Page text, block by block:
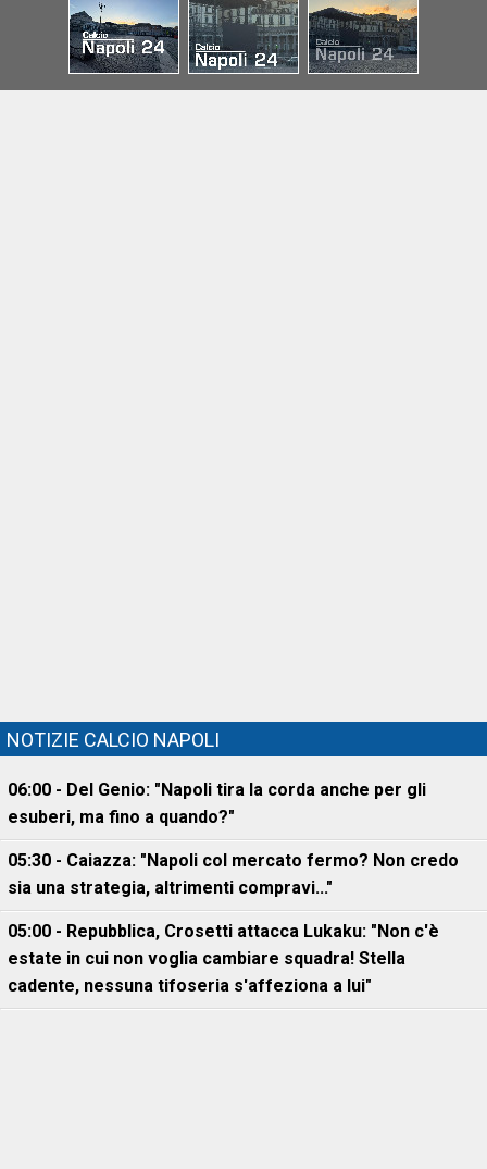
NOTIZIE CALCIO NAPOLI
06:00 - Del Genio: "Napoli tira la corda anche per gli
esuberi, ma fino a quando?"
05:30 - Caiazza: "Napoli col mercato fermo? Non credo
sia una strategia, altrimenti compravi..."
05:00 - Repubblica, Crosetti attacca Lukaku: "Non c'è
estate in cui non voglia cambiare squadra! Stella
cadente, nessuna tifoseria s'affeziona a lui"